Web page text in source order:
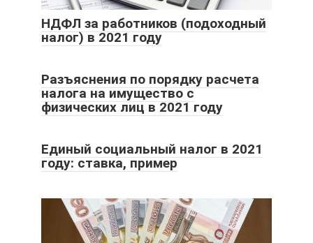
НДФЛ за работников (подоходный
налог) в 2021 году
Разъяснения по порядку расчета
налога на имущество с
физических лиц в 2021 году
Единый социальный налог в 2021
году: ставка, пример